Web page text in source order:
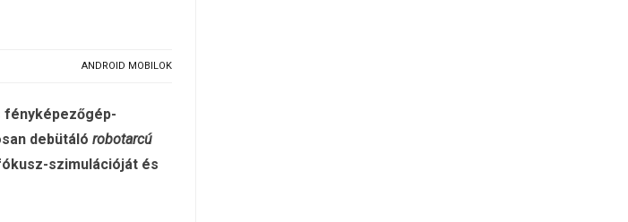
ANDROID MOBILOK
fényképezőgép-
debütáló robotarcú
szimulációját és